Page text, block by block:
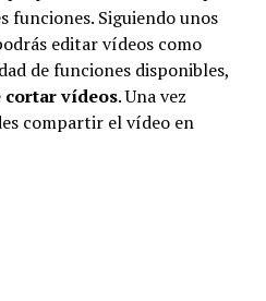
funciones. Siguiendo unos
editar vídeos como
de funciones disponibles,
cortarvídeos. Una vez
compartir el vídeo en